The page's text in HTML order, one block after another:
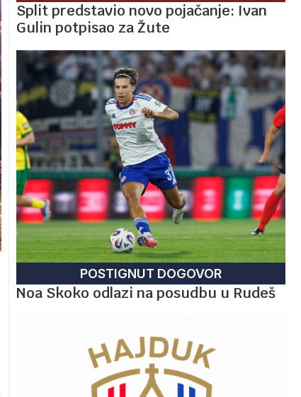
Split predstavio novo pojačanje: Ivan
Gulin potpisao za Žute
POSTIGNUT DOGOVOR
Noa Skoko odlazi na posudbu u Rudeš